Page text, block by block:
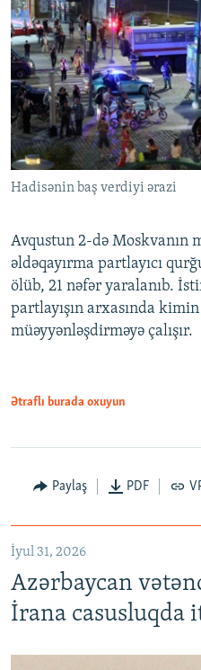
Hadisənin baş verdiyi ərazi
Avqustun 2-də Moskvanın
əldəqayırma partlayıcı
ölüb, 21 nəfər yaralanıb.
partlayışın arxasında kimin
müəyyənləşdirməyə çalışır.
Ətraflı burada oxuyun
Paylaş PDF
İyul 31, 2026
Azərbaycan
İrana casusluqda